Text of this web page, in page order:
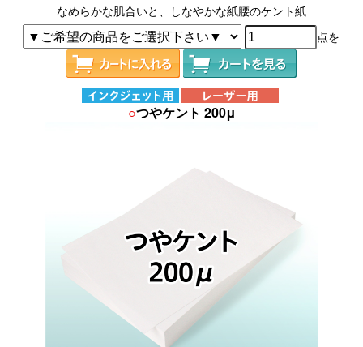
なめらかな肌合いと、しなやかな紙腰のケント紙
点を
○つやケント 200μ